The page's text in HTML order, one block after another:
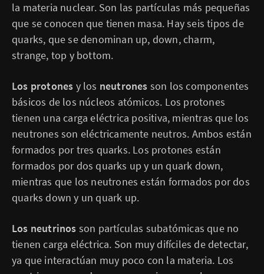
la materia nuclear. Son las partículas más pequeñas
que se conocen que tienen masa. Hay seis tipos de
quarks, que se denominan up, down, charm,
strange, top y bottom.
Los protones y los neutrones son los componentes
básicos de los núcleos atómicos. Los protones
tienen una carga eléctrica positiva, mientras que los
neutrones son eléctricamente neutros. Ambos están
formados por tres quarks. Los protones están
formados por dos quarks up y un quark down,
mientras que los neutrones están formados por dos
quarks down y un quark up.
Los neutrinos son partículas subatómicas que no
tienen carga eléctrica. Son muy difíciles de detectar,
ya que interactúan muy poco con la materia. Los